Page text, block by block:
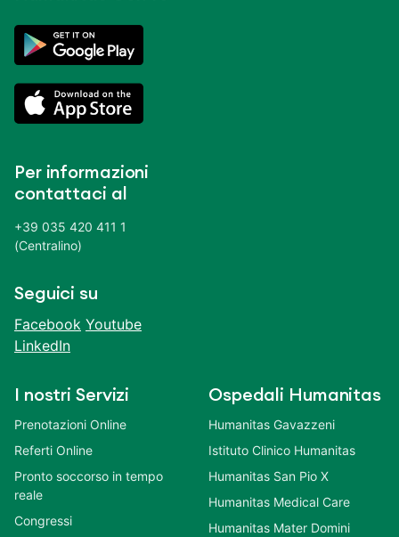
Per informazioni
contattaci al
+39 035 420 411 1
(Centralino)
Seguici su
Facebook Youtube
LinkedIn
I nostri Servizi
Prenotazioni Online
Referti Online
Pronto soccorso in tempo
reale
Congressi
Ospedali Humanitas
Humanitas Gavazzeni
Istituto Clinico Humanitas
Humanitas San Pio X
Humanitas Medical Care
Humanitas Mater Domini